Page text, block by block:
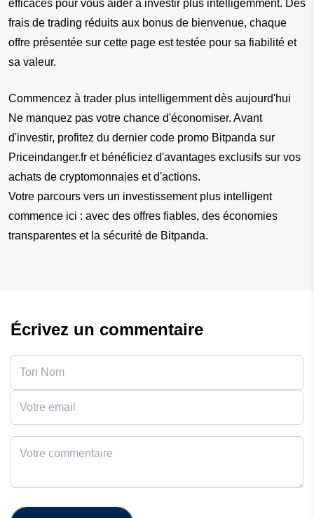
efficaces pour vous aider à investir plus intelligemment. Des
frais de trading réduits aux bonus de bienvenue, chaque
offre présentée sur cette page est testée pour sa fiabilité et
sa valeur.
Commencez à trader plus intelligemment dès aujourd'hui
Ne manquez pas votre chance d'économiser. Avant
d'investir, profitez du dernier code promo Bitpanda sur
Priceindanger.fr et bénéficiez d'avantages exclusifs sur vos
achats de cryptomonnaies et d'actions.
Votre parcours vers un investissement plus intelligent
commence ici : avec des offres fiables, des économies
transparentes et la sécurité de Bitpanda.
Écrivez un commentaire